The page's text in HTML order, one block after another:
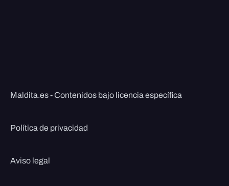
Maldita.es - Contenidos bajo licencia específica
Política de privacidad
Aviso legal